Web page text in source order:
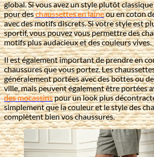
global. Si vous avez un style plutôt
pour deschaussettes en laineou en coton
avec des motifs discrets. Si votre style est
sportif, vous pouvez vous permettre des
motifs plus audacieux et des couleurs vives.
Il est également important de prendre en
chaussures que vous portez. Les
généralement portées avec des bottes ou
ville, mais peuvent également être portées
des mocassinspour un look plus
simplement que la couleur et le style des
complètent bien vos chaussures.